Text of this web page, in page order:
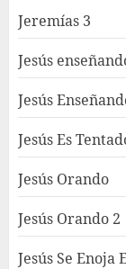
Jeremías 3
Jesús
Jesús
Jesús Es
Jesús Orando
Jesús Orando 2
Jesús Se Enoja